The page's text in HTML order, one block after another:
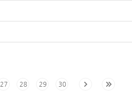
27 28 29 30